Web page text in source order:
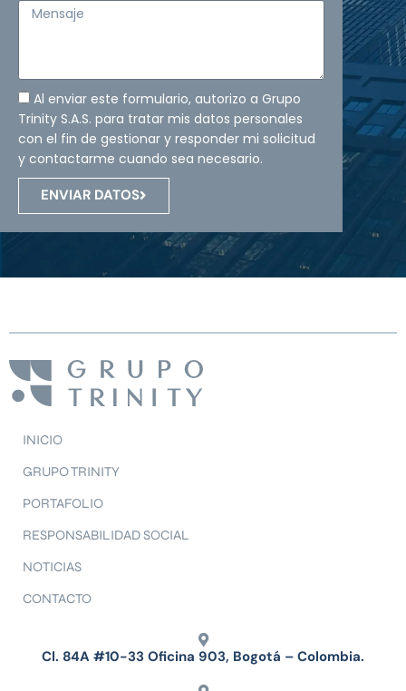
Mensaje
Al enviar este formulario, autorizo a Grupo
Trinity S.A.S. para tratar mis datos personales
con el fin de gestionar y responder mi solicitud
y contactarme cuando sea necesario.
ENVIAR DATOS
INICIO
GRUPO TRINITY
PORTAFOLIO
RESPONSABILIDAD SOCIAL
NOTICIAS
CONTACTO
Cl. 84A #10-33 Oficina 903, Bogotá – Colombia.